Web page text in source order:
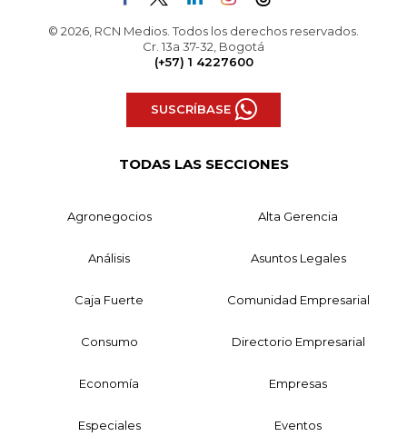
© 2026, RCN Medios. Todos los derechos reservados.
Cr. 13a 37-32, Bogotá
(+57) 1 4227600
SUSCRÍBASE
TODAS LAS SECCIONES
Agronegocios Alta Gerencia
Análisis Asuntos Legales
Caja Fuerte Comunidad Empresarial
Consumo Directorio Empresarial
Economía Empresas
Especiales Eventos